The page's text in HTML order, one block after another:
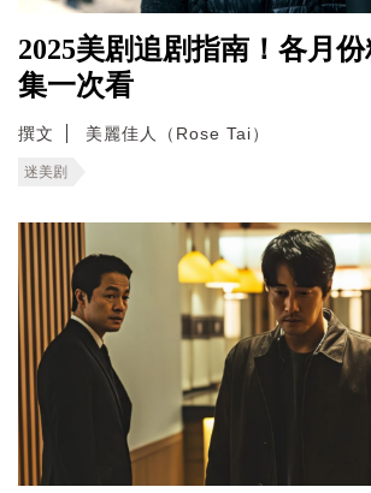
2025美剧追剧指南！各月
集一次看
撰文 美麗佳人（Rose Tai）
迷美剧